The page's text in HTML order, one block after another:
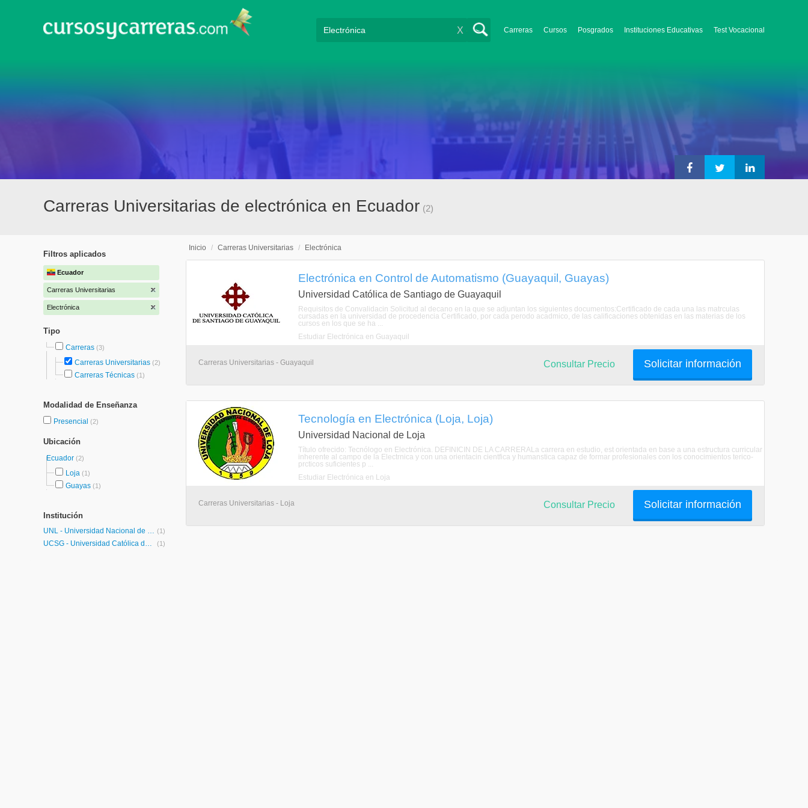
Carreras Cursos Posgrados Instituciones Educativas Test Vocacional
X
Carreras Universitarias de electrónica en Ecuador (2)
Filtros aplicados
Ecuador
Carreras Universitarias
Electrónica
Tipo
Carreras (3)
Carreras Universitarias (2)
Carreras Técnicas (1)
Modalidad de Enseñanza
Presencial (2)
Ubicación
Ecuador (2)
Loja (1)
Guayas (1)
Institución
UNL - Universidad Nacional de Loja (1)
UCSG - Universidad Católica de Santiago de Guayaquil (1)
Inicio / Carreras Universitarias / Electrónica
Electrónica en Control de Automatismo (Guayaquil, Guayas)
Universidad Católica de Santiago de Guayaquil
Requisitos de Convalidacin Solicitud al decano en la que se adjuntan los siguientes documentos:Certificado de cada una las matrculas
cursadas en la universidad de procedencia Certificado, por cada perodo acadmico, de las calificaciones obtenidas en las materias de los
cursos en los que se ha ...
Estudiar Electrónica en Guayaquil
Carreras Universitarias - Guayaquil Solicitar información
Consultar Precio
Tecnología en Electrónica (Loja, Loja)
Universidad Nacional de Loja
Título ofrecido: Tecnólogo en Electrónica. DEFINICIN DE LA CARRERALa carrera en estudio, est orientada en base a una estructura curricular
inherente al campo de la Electrnica y con una orientacin cientfica y humanstica capaz de formar profesionales con los conocimientos terico-
prcticos suficientes p ...
Estudiar Electrónica en Loja
Carreras Universitarias - Loja Solicitar información
Consultar Precio